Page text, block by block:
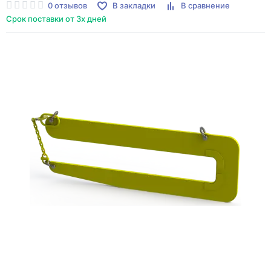
0 отзывов В закладки
В сравнение
Срок поставки от 3х дней